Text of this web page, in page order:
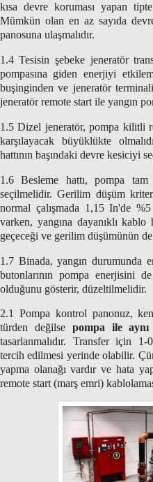
kısa devre koruması yapan
Mümkün olan en az sayıda
panosuna ulaşmalıdır.
1.4 Tesisin şebeke jeneratör
pompasına giden enerjiyi
buşinginden ve jeneratör
jeneratör remote start ile yangın
1.5 Dizel jeneratör, pompa kilitli
karşılayacak büyüklükte
hattının başındaki devre kesiciyi
1.6 Besleme hattı, pompa tam
seçilmelidir. Gerilim düşüm
normal çalışmada 1,15 In'de
varken, yangına dayanıklı kablo
geçeceği ve gerilim düşümünün de
1.7 Binada, yangın durumunda
butonlarının pompa enerjisini
olduğunu gösterir, düzeltilmelidir.
2.1 Pompa kontrol panonuz,
türden değilse pompa ile
tasarlanmalıdır. Transfer için
tercih edilmesi yerinde olabilir.
yapma olanağı vardır ve hata
remote start (marş emri)